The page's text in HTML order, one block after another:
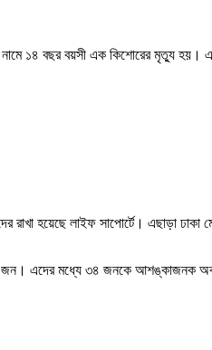
নামে ১৪ বছর বয়সী এক কিশোরের মৃত্যু
রাখা হয়েছে লাইফ সাপোর্টে। এছাড়া ঢাকা
জন। এদের মধ্যে ৩৪ জনকে আশঙ্কাজনক